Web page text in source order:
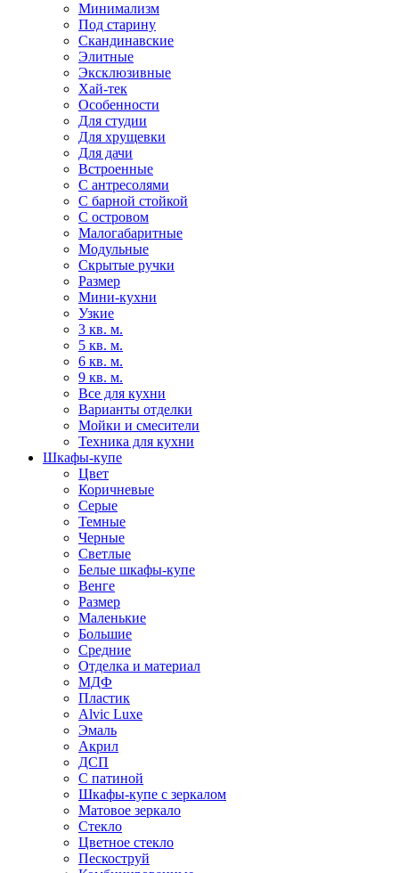
Минимализм
Под старину
Скандинавские
Элитные
Эксклюзивные
Хай-тек
Особенности
Для студии
Для хрущевки
Для дачи
Встроенные
С антресолями
С барной стойкой
С островом
Малогабаритные
Модульные
Скрытые ручки
Размер
Мини-кухни
Узкие
3 кв. м.
5 кв. м.
6 кв. м.
9 кв. м.
Все для кухни
Варианты отделки
Мойки и смесители
Техника для кухни
Шкафы-купе
Цвет
Коричневые
Серые
Темные
Черные
Светлые
Белые шкафы-купе
Венге
Размер
Маленькие
Большие
Средние
Отделка и материал
МДФ
Пластик
Alvic Luxe
Эмаль
Акрил
ДСП
С патиной
Шкафы-купе с зеркалом
Матовое зеркало
Стекло
Цветное стекло
Пескоструй